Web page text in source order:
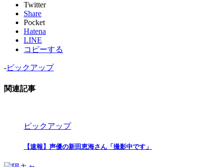
Twitter
Share
Pocket
Hatena
LINE
コピーする
-ピックアップ
関連記事
ピックアップ
【速報】声優の新田恵海さん「撮影中です」